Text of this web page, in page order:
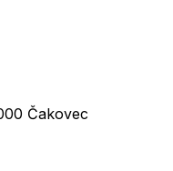
Čakovec